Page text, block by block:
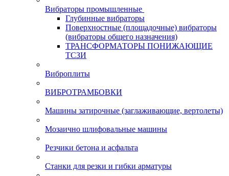
Вибраторы промышленные
Глубинные вибраторы
Поверхностные (площадочные) вибраторы
(вибраторы общего назначения)
ТРАНСФОРМАТОРЫ ПОНИЖАЮЩИЕ
ТСЗИ
Виброплиты
ВИБРОТРАМБОВКИ
Машины затирочные (заглаживающие, вертолеты)
Мозаично шлифовальные машины
Резчики бетона и асфальта
Станки для резки и гибки арматуры